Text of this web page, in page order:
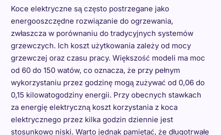
Koce elektryczne są często postrzegane jako
energooszczędne rozwiązanie do ogrzewania,
zwłaszcza w porównaniu do tradycyjnych systemów
grzewczych. Ich koszt użytkowania zależy od mocy
grzewczej oraz czasu pracy. Większość modeli ma moc
od 60 do 150 watów, co oznacza, że przy pełnym
wykorzystaniu przez godzinę mogą zużywać od 0,06 do
0,15 kilowatogodziny energii. Przy obecnych stawkach
za energię elektryczną koszt korzystania z koca
elektrycznego przez kilka godzin dziennie jest
stosunkowo niski. Warto jednak pamiętać, że długotrwałe